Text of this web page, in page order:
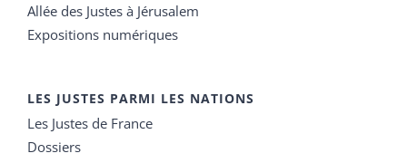
Allée des Justes à Jérusalem
Expositions numériques
LES JUSTES PARMI LES NATIONS
Les Justes de France
Dossiers